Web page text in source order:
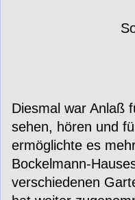
Diesmal war Anlaß
sehen, hören und
ermöglichte es
Bockelmann-
verschiedenen